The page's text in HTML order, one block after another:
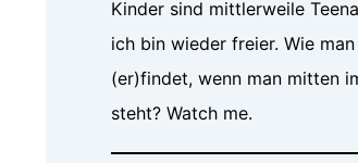
Kinder sind mittlerweile
ich bin wieder freier. Wie
(er)findet, wenn man mitten
steht? Watch me.